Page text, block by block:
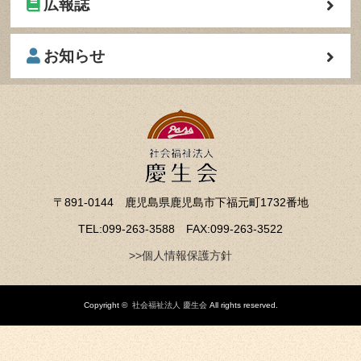
広報誌
お知らせ
〒891-0144 鹿児島県鹿児島市下福元町1732番地
TEL:099-263-3588 FAX:099-263-3522
>>個人情報保護方針
Copyright © 社会福祉法人 慶生会All rights reserved.